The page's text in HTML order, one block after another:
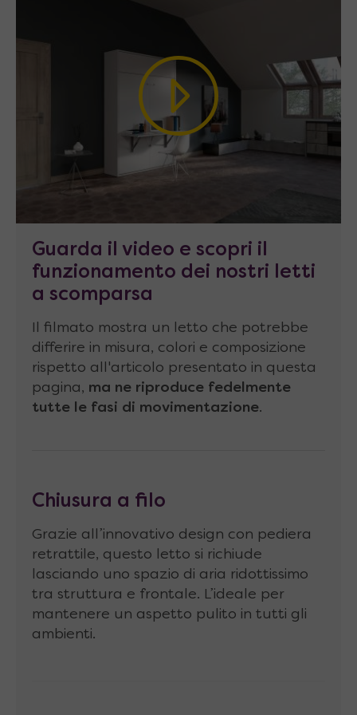
tra pannelli frontali e
struttura laterale, per un design compatto
Reti anti-torsione realizzate con
telaio in
metallo alto 6 cmedoghe in legno
(faggio
multistrato curvato spesso 8 mm) fissate a
telaio mediante guarnizioni in gomma
profondità e alla solidità della struttura, è
possibile montare un comodo materasso
Caratteristiche tecnicheletto con
scrivania matrimoniale francese
Molle a gas idropneumaticheStabilus
LIFT-O-MAT top quality, con stelo da 14mm
Altezza da terra della rete
Materasso abbinabile
di dimensioni fino a
140 x 200 x 24 cm, peso consigliato 25-30
Kg
Per facilitare trasporto e montaggio
esiste
la possibilità di richiedere questa
Guarda il video e scopri il
funzionamento dei nostri letti
a scomparsa
Il filmato mostra un letto che potrebbe
differire in misura, colori e composizione
rispetto all'articolo presentato in questa
pagina, ma ne riproduce fedelmente
tutte le fasi di movimentazione.
Chiusura a filo
Grazie all’innovativo design con pediera
retrattile, questo letto si richiude
lasciando uno spazio di aria ridottissimo
tra struttura e frontale. L’ideale per
mantenere un aspetto pulito in tutti gli
ambienti.